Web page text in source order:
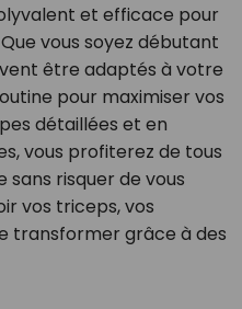
et efficace pour
vous soyez débutant
être adaptés à votre
pour maximiser vos
détaillées et en
vous profiterez de tous
risquer de vous
vos triceps, vos
transformer grâce à des